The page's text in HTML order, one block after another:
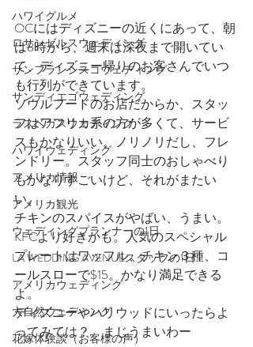
ハワイグルメ
ロサンゼルスウェディング
サンフランシスコウェディング
サンディエゴウェディング
ラスベガスウェディング
ハワイウェディング
アメリカ情報
アメリカ観光
ウェディングプランナーの1日
LA WEDDING AVENUEスタッフの1日
アメリカウェディング
大自然ウェディング
花嫁体験談（お客様の声）
OCにはディズニーの近くにあって、朝
は8時から、週末は深夜まで開いてい
て、ディズニー帰りのお客さんでいつ
も行列ができています。
ソウルフードのお店だからか、スタッ
フはアフリカ系の方が多くて、サービ
スもかなりいい。ノリノリだし、フレ
ンドリー。スタッフ同士のおしゃべり
もかなりすごいけど、それがまたい
い。
チキンのスパイスがやばい、うまい。
KFCより好きかも。人気のスペシャル
プレートはワッフル、チキン３種、コ
ールスローで$15。かなり満足できる
よ。
ディズニーやハリウッドにいったらよ
ってみては？　まじうまいわー